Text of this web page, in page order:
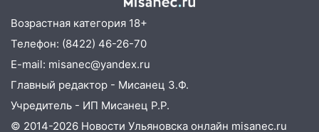
Инзенском районе
16:06 Патриарх Кирилл оценил работу
Симбирской епархии
15:45 Жителям села Тагай больше не
придётся ездить в райцентр ради сдачи
анализов
Возрастная категория 18+
Телефон: (8422) 46-26-70
E-mail: misanec@yandex.ru
Главный редактор - Мисанец З.Ф.
Учредитель - ИП Мисанец Р.Р.
© 2014-2026 Новости Ульяновска онлайн misanec.ru